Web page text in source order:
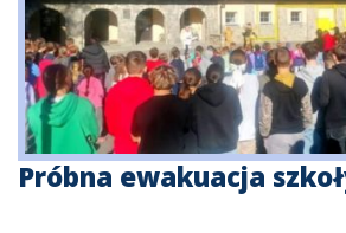
Próbna ewakuacja